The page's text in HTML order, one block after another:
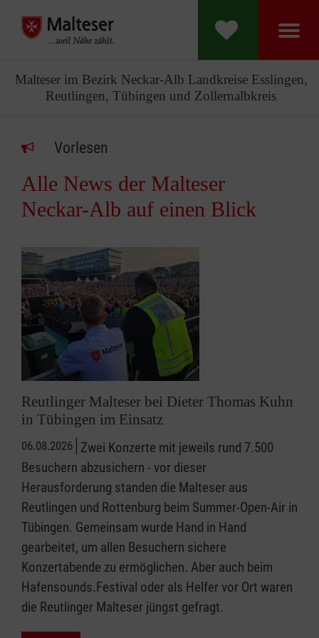
Malteser im Bezirk Neckar-Alb Landkreise Esslingen,
Reutlingen, Tübingen und Zollernalbkreis
Vorlesen
Alle News der Malteser
Neckar-Alb auf einen Blick
Reutlinger Malteser bei Dieter Thomas Kuhn
in Tübingen im Einsatz
06.08.2026 Zwei Konzerte mit jeweils rund 7.500
Besuchern abzusichern - vor dieser
Herausforderung standen die Malteser aus
Reutlingen und Rottenburg beim Summer-Open-Air in
Tübingen. Gemeinsam wurde Hand in Hand
gearbeitet, um allen Besuchern sichere
Konzertabende zu ermöglichen. Aber auch beim
Hafensounds.Festival oder als Helfer vor Ort waren
die Reutlinger Malteser jüngst gefragt.